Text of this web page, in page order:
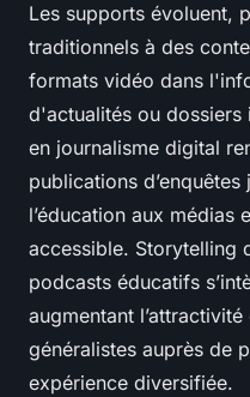
Les supports évoluent,
traditionnels à des
formats vidéo dans
d'actualités ou dossiers
en journalisme digital
publications
l’éducation aux médias
accessible. Storytelling
podcasts éducatifs
augmentant
généralistes auprès de
expérience diversifiée.